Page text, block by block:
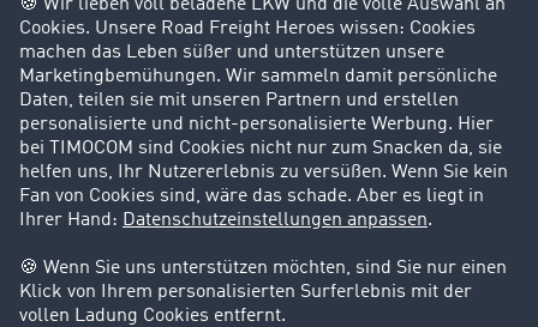
Success Stories
Karriere
Support
Kontakt
Rechtliches
Impressum